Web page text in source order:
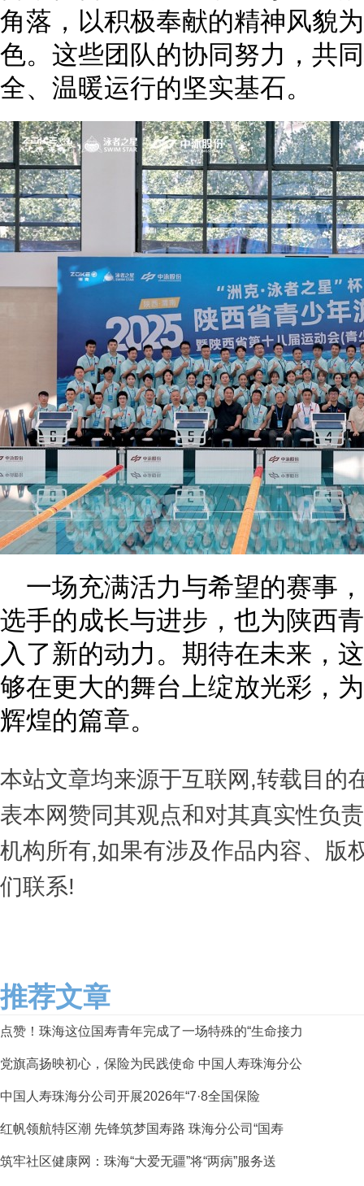
角落，以积极奉献的精神风貌
色。这些团队的协同努力，共
全、温暖运行的坚实基石。
一场充满活力与希望的赛事
选手的成长与进步，也为陕西
入了新的动力。期待在未来，
够在更大的舞台上绽放光彩，
辉煌的篇章。
本站文章均来源于互联网,转载目的
表本网赞同其观点和对其真实性负
机构所有,如果有涉及作品内容、版
们联系!
推荐文章
点赞！珠海这位国寿青年完成了一场特殊的“生命接力
党旗高扬映初心，保险为民践使命 中国人寿珠海分公
中国人寿珠海分公司开展2026年“7·8全国保险
红帆领航特区潮 先锋筑梦国寿路 珠海分公司“国寿
筑牢社区健康网：珠海“大爱无疆”将“两病”服务送